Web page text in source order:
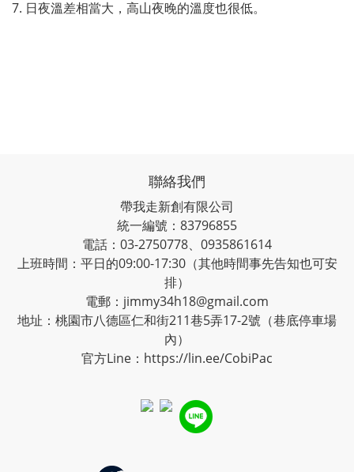
7. 日夜溫差相當大，高山夜晚的溫度也很低。
聯絡我們
帶我走新創有限公司
統一編號：83796855
電話：03-2750778、0935861614
上班時間：平日的09:00-17:30（其他時間事先告知也可安
排）
電郵：jimmy34h18@gmail.com
地址：桃園市八德區仁和街211巷5弄17-2號（巷底停車場
內）
官方Line： https://lin.ee/CobiPac